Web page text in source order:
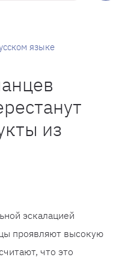
языке
из
эскалацией
проявляют высокую
что это